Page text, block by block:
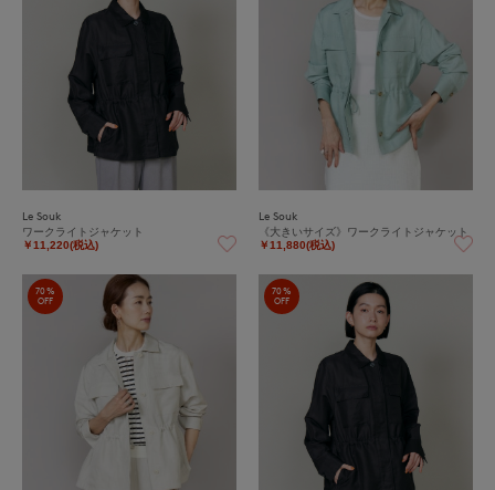
Le Souk
ワークライトジャケット
￥11,220(税込)
Le Souk
《大きいサイズ》ワークライトジャケット
￥11,880(税込)
70%
OFF
70%
OFF